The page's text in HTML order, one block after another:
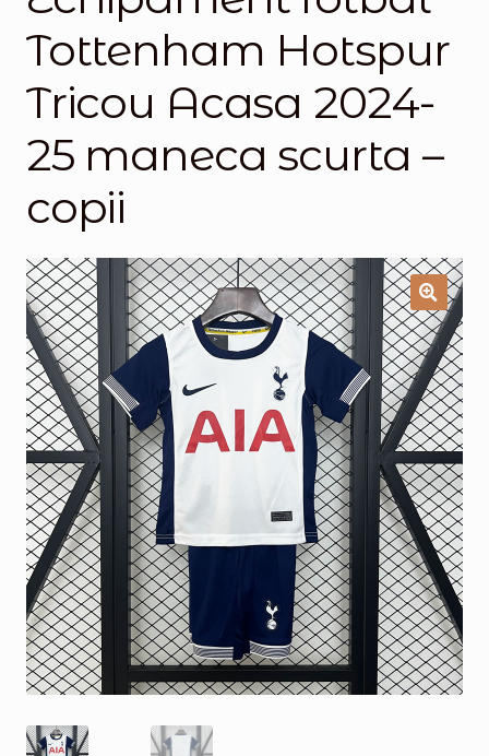
Magazinul
Tottenham Hotspur
Tricou Acasa 2024-
25 maneca scurta –
copii
🔍